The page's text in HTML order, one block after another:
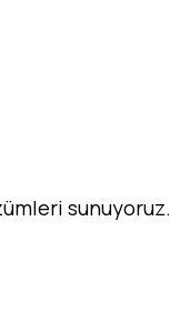
sunuyoruz.